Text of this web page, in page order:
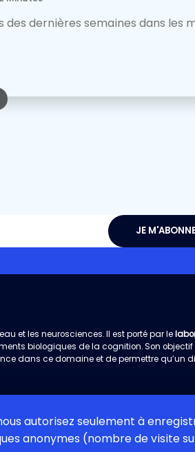
autorisez seulement à
anonymes (nombre de visite
dernières semaines dans les
et les neurosciences. Il est porté par le
biologiques de la cognition. Son objectif
dans ce domaine et de permettre qu’un